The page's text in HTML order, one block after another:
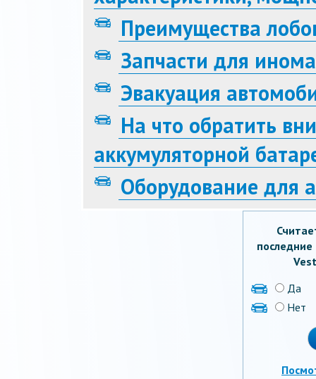
Преимущества
Запчасти для
Эвакуация
На что обратить
аккумуляторной
Оборудование для
Да
Нет